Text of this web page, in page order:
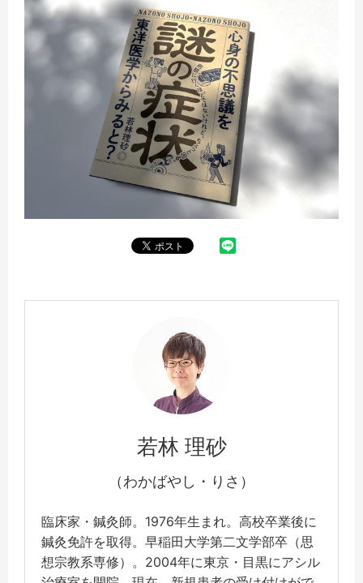
若林 理砂
（わかばやし・りさ）
臨床家・鍼灸師。1976年生まれ。高校卒業後に
鍼灸免許を取得。早稲田大学第二文学部卒（思
想宗教系専修）。2004年に東京・目黒にアシル